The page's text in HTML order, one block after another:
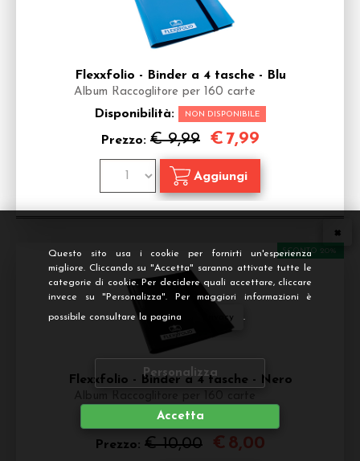
Questo sito usa i cookie per fornirti un'esperienza
migliore. Cliccando su "Accetta" saranno attivate tutte le
categorie di cookie. Per decidere quali accettare, cliccare
invece su "Personalizza". Per maggiori informazioni è
possibile consultare la pagina Privacy .
Personalizza
Accetta
Flexxfolio - Binder a 4 tasche - Blu
Album Raccoglitore per 160 carte
Disponibilità: NON DISPONIBILE
Prezzo: € 9,99 € 7,99
Flexxfolio - Binder a 4 tasche - Nero
Disponibilità: NON DISPONIBILE
Prezzo: € 10,00
SCONTO 20%
€ 8,00